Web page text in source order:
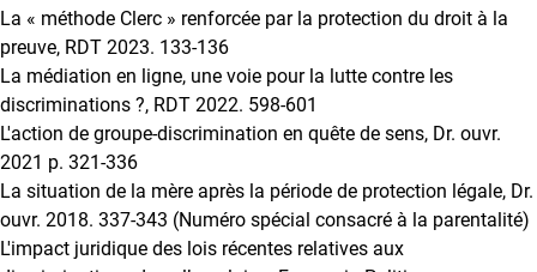
La « méthode Clerc » renforcée par la protection du droit à la
preuve, RDT 2023. 133-136
La médiation en ligne, une voie pour la lutte contre les
discriminations ?, RDT 2022. 598-601
L'action de groupe-discrimination en quête de sens, Dr. ouvr.
2021 p. 321-336
La situation de la mère après la période de protection légale, Dr.
ouvr. 2018. 337-343 (Numéro spécial consacré à la parentalité)
L'impact juridique des lois récentes relatives aux